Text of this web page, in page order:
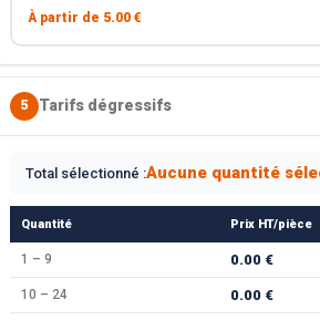
À partir de 5.00 €
5 Tarifs dégressifs
Total sélectionné :Aucune quantité
Quantité Prix HT/pièce
1 – 9 0.00 €
10 – 24 0.00 €